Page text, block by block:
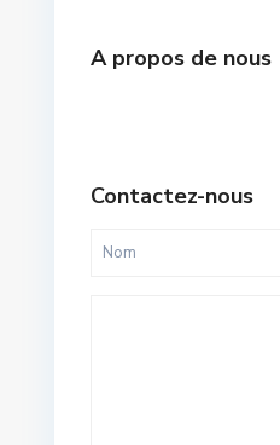
A propos de nous
Contactez-nous